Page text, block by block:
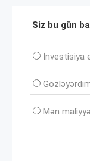
Siz bu gün
İnvеstisiya
Mən